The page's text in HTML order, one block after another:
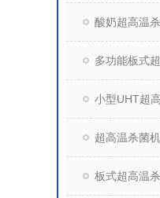
酸奶超高温
多功能板式
小型UHT超
超高温杀菌
板式超高温